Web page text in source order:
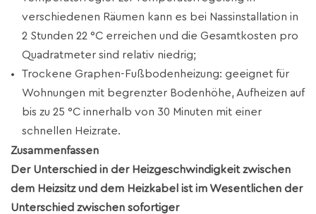
verschiedenen Räumen kann es bei Nassinstallation in
2 Stunden 22 °C erreichen und die Gesamtkosten pro
Quadratmeter sind relativ niedrig;
Trockene Graphen-Fußbodenheizung: geeignet für
Wohnungen mit begrenzter Bodenhöhe, Aufheizen auf
bis zu 25 °C innerhalb von 30 Minuten mit einer
schnellen Heizrate.
Zusammenfassen
Der Unterschied in der Heizgeschwindigkeit zwischen
dem Heizsitz und dem Heizkabel ist im Wesentlichen der
Unterschied zwischen sofortiger